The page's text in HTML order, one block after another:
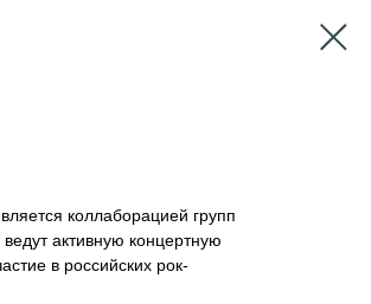
коллаборацией групп
активную концертную
в российских рок-